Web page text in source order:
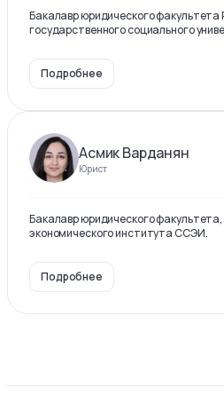
Бакалавр юридического факультета
государственного социального
Подробнее
Асмик Варданян
Юрист
Бакалавр юридического
экономического института ССЭИ.
Подробнее